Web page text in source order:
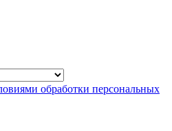
обработки персональных